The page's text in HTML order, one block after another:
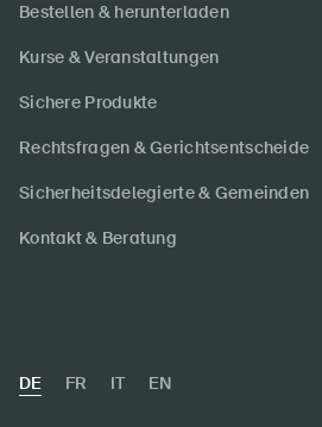
Bestellen & herunterladen
Kurse & Veranstaltungen
Sichere Produkte
Rechtsfragen & Gerichtsentscheide
Sicherheitsdelegierte & Gemeinden
Kontakt & Beratung
DE FR IT EN